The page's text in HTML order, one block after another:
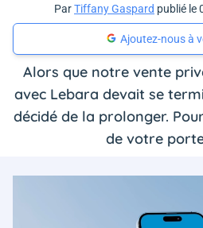
ParTiffany Gaspard publié le
Ajoutez-nous à
Alors que notre vente
avec Lebara devait se
décidé de la prolonger.
de votre